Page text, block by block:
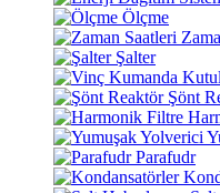
Ölçme
Şalter
Şönt
Parafudr